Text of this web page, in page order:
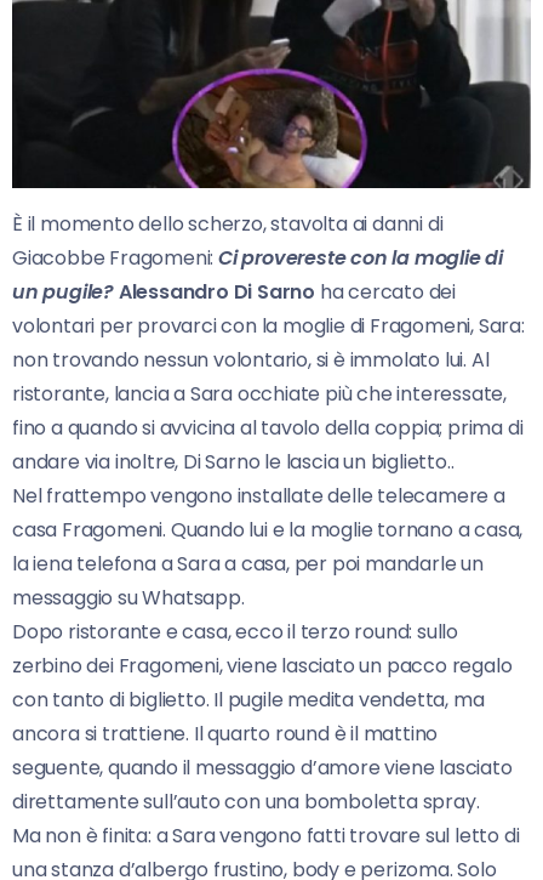
È il momento dello scherzo, stavolta ai danni di
Giacobbe Fragomeni:Ci provereste con la moglie di
un pugile?Alessandro Di Sarno ha cercato dei
volontari per provarci con la moglie di Fragomeni, Sara:
non trovando nessun volontario, si è immolato lui. Al
ristorante, lancia a Sara occhiate più che interessate,
fino a quando si avvicina al tavolo della coppia; prima di
andare via inoltre, Di Sarno le lascia un biglietto..
Nel frattempo vengono installate delle telecamere a
casa Fragomeni. Quando lui e la moglie tornano a casa,
la iena telefona a Sara a casa, per poi mandarle un
messaggio su Whatsapp.
Dopo ristorante e casa, ecco il terzo round: sullo
zerbino dei Fragomeni, viene lasciato un pacco regalo
con tanto di biglietto. Il pugile medita vendetta, ma
ancora si trattiene. Il quarto round è il mattino
seguente, quando il messaggio d’amore viene lasciato
direttamente sull’auto con una bomboletta spray.
Ma non è finita: a Sara vengono fatti trovare sul letto di
una stanza d’albergo frustino, body e perizoma. Solo